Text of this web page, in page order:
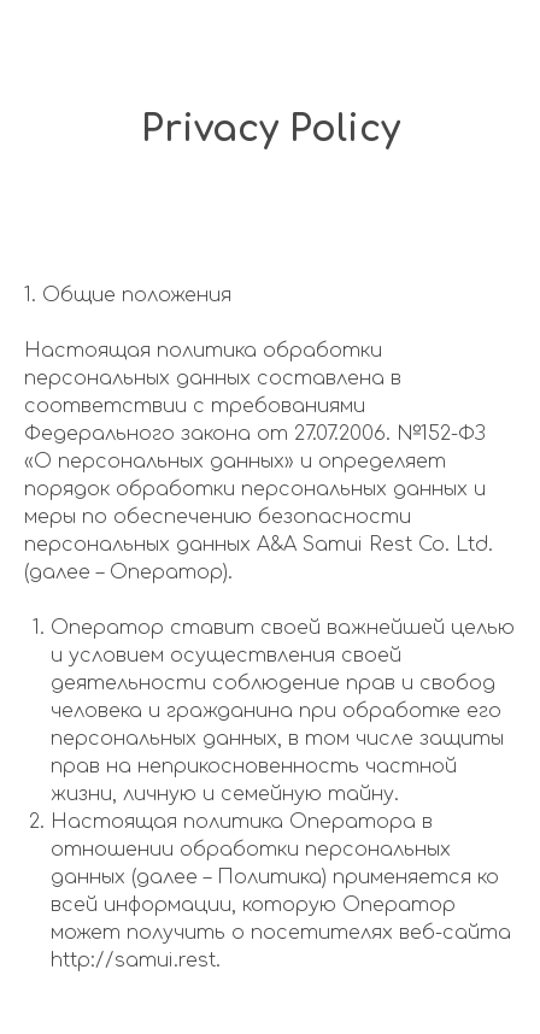
Privacy Policy
1. Общие положения
Настоящая политика обработки
персональных данных составлена в
соответствии с требованиями
Федерального закона от 27.07.2006. №152-ФЗ
«О персональных данных» и определяет
порядок обработки персональных данных и
меры по обеспечению безопасности
персональных данных A&A Samui Rest Co. Ltd.
(далее – Оператор).
Оператор ставит своей важнейшей целью
и условием осуществления своей
деятельности соблюдение прав и свобод
человека и гражданина при обработке его
персональных данных, в том числе защиты
прав на неприкосновенность частной
жизни, личную и семейную тайну.
Настоящая политика Оператора в
отношении обработки персональных
данных (далее – Политика) применяется ко
всей информации, которую Оператор
может получить о посетителях веб-сайта
http://samui.rest.